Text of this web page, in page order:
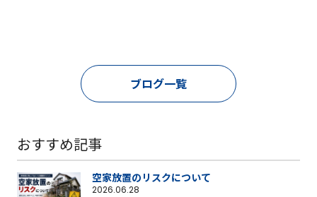
ブログ一覧
おすすめ記事
空家放置のリスクについて
2026.06.28